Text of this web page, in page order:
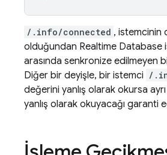
/.info/connected , istemcinin
olduğundan Realtime Database
arasında senkronize edilmeyen
Diğer bir deyişle, bir istemci /
değerini yanlış olarak okursa
yanlış olarak okuyacağı garanti